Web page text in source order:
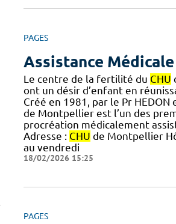
PAGES
Assistance
Le centre de la fertilité du CHU
ont un désir d’enfant en
Créé en 1981, par le Pr HEDON
de Montpellier est l’un des
procréation médicalement
Adresse : CHU de Montpellier
au vendredi
18/02/2026 15:25
PAGES